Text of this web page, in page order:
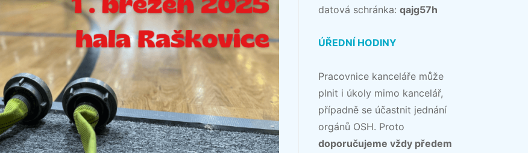
datová schránka: qajg57h
ÚŘEDNÍ HODINY
Pracovnice kanceláře může
plnit i úkoly mimo kancelář,
případně se účastnit jednání
orgánů OSH. Proto
doporučujeme vždy předem